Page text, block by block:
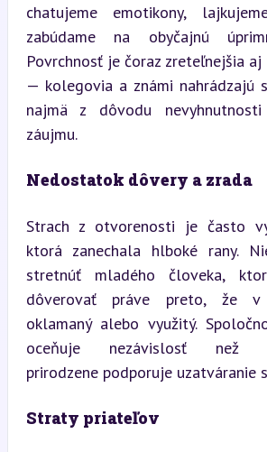
chatujeme emotikony,
zabúdame na obyčajnú
Povrchnosť je čoraz zreteľnejšia
— kolegovia a známi nahrádzajú
najmä z dôvodu
záujmu.
Nedostatok dôvery a zrada
Strach z otvorenosti je často
ktorá zanechala hlboké rany.
stretnúť mladého človeka,
dôverovať práve preto, že
oklamaný alebo využitý.
oceňuje nezávislosť než
prirodzene podporuje uzatváranie
Straty priateľov